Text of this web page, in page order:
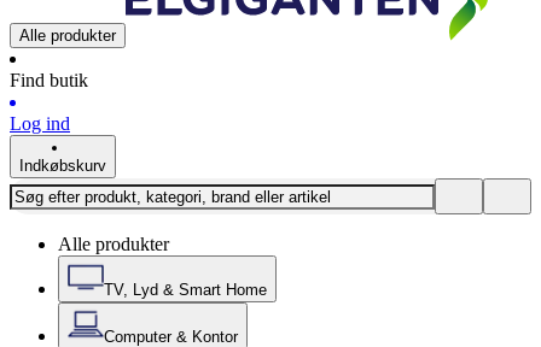
Alle produkter
Find butik
Log ind
Indkøbskurv
Alle produkter
TV, Lyd & Smart Home
Computer & Kontor